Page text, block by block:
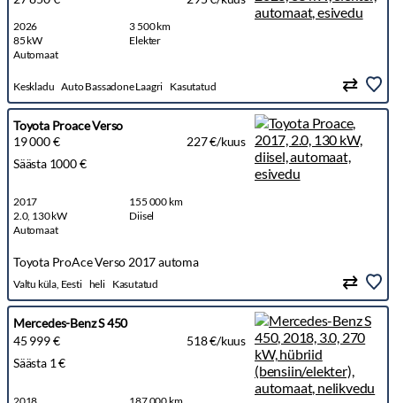
2026
3 500 km
85 kW
Elekter
Automaat
Keskladu Auto Bassadone Laagri Kasutatud
Toyota Proace Verso
19 000 €
227 €/kuus
Säästa 1000 €
2017
155 000 km
2.0, 130 kW
Diisel
Automaat
Toyota ProAce Verso 2017 automa
Valtu küla, Eesti heli Kasutatud
Mercedes-Benz S 450
45 999 €
518 €/kuus
Säästa 1 €